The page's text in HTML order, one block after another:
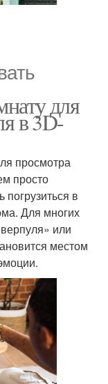
для
в 3D-
просмотра
просто
в
Для многих
или
местом